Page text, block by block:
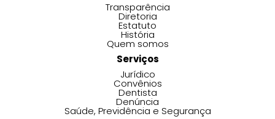
Transparência
Diretoria
Estatuto
História
Quem somos
Serviços
Jurídico
Convênios
Dentista
Denúncia
Saúde, Previdência e Segurança